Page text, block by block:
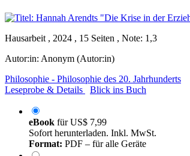
Hausarbeit , 2024 , 15 Seiten , Note: 1,3
Autor:in: Anonym (Autor:in)
Philosophie - Philosophie des 20. Jahrhunderts
Leseprobe & Details
Blick ins Buch
eBook fürUS$ 7,99
Sofort herunterladen. Inkl. MwSt.
Format: PDF – für alle Geräte